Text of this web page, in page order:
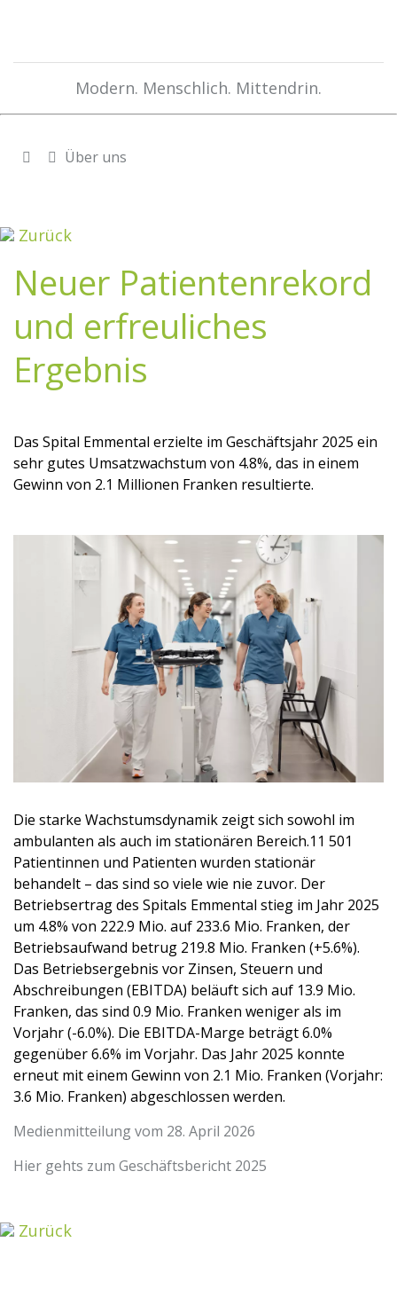
Modern. Menschlich. Mittendrin.
Über uns
Zurück
Neuer Patientenrekord
und erfreuliches
Ergebnis
Das Spital Emmental erzielte im Geschäftsjahr 2025 ein
sehr gutes Umsatzwachstum von 4.8%, das in einem
Gewinn von 2.1 Millionen Franken resultierte.
Die starke Wachstumsdynamik zeigt sich sowohl im
ambulanten als auch im stationären Bereich.11 501
Patientinnen und Patienten wurden stationär
behandelt – das sind so viele wie nie zuvor. Der
Betriebsertrag des Spitals Emmental stieg im Jahr 2025
um 4.8% von 222.9 Mio. auf 233.6 Mio. Franken, der
Betriebsaufwand betrug 219.8 Mio. Franken (+5.6%).
Das Betriebsergebnis vor Zinsen, Steuern und
Abschreibungen (EBITDA) beläuft sich auf 13.9 Mio.
Franken, das sind 0.9 Mio. Franken weniger als im
Vorjahr (-6.0%). Die EBITDA-Marge beträgt 6.0%
gegenüber 6.6% im Vorjahr. Das Jahr 2025 konnte
erneut mit einem Gewinn von 2.1 Mio. Franken (Vorjahr:
3.6 Mio. Franken) abgeschlossen werden.
Medienmitteilung vom 28. April 2026
Hier gehts zum Geschäftsbericht 2025
Zurück